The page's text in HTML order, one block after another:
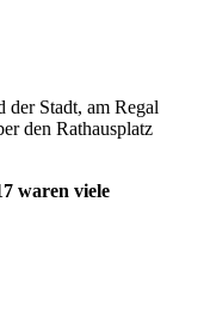
Stadt, am Regal
den Rathausplatz
waren viele